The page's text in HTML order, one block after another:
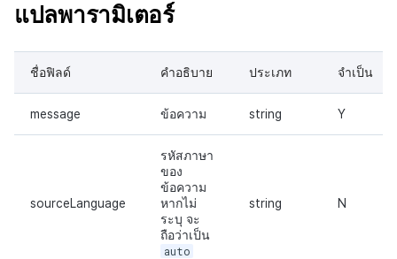
แปลพารามิเตอร์
ชื่อฟิลด์ คำอธิบาย ประเภท จำเป็น
message ข้อความ string Y
sourceLanguage
รหัสภาษา
ของ
ข้อความ
หากไม่
ระบุ จะ
ถือว่าเป็น
auto
string N